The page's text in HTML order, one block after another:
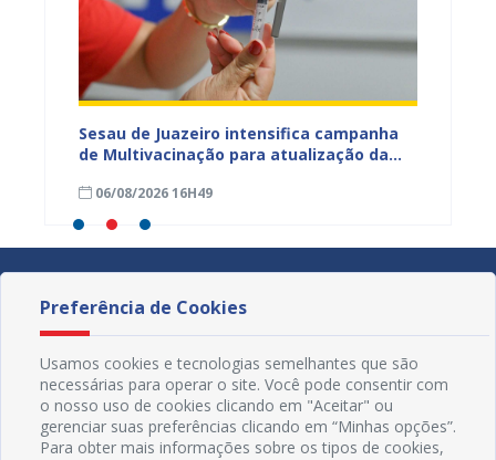
Sesau de Juazeiro intensifica campanha
de Multivacinação para atualização da
06/08/2026 16H49
Preferência de Cookies
Usamos cookies e tecnologias semelhantes que são
necessárias para operar o site. Você pode consentir com
o nosso uso de cookies clicando em "Aceitar" ou
gerenciar suas preferências clicando em “Minhas opções”.
Para obter mais informações sobre os tipos de cookies,